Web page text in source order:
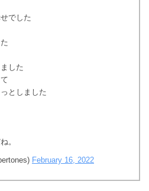
でした
した
としました
。
February 16, 2022